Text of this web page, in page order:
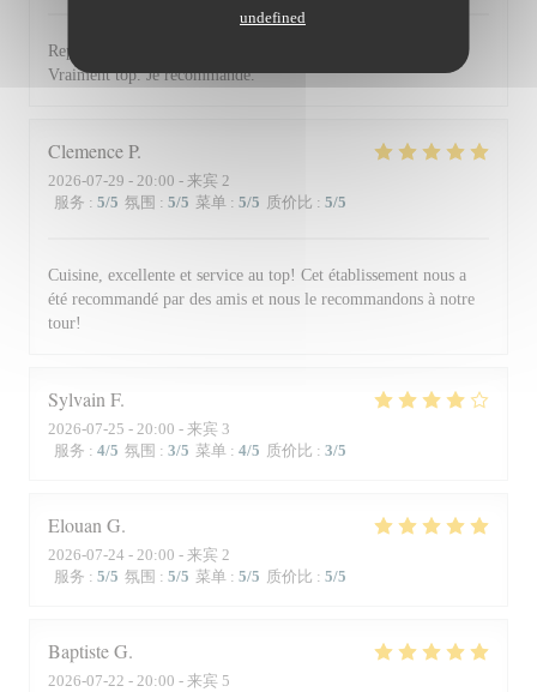
undefined
Repas excellent de l’entrée au dessert. Service impeccable.
Vraiment top. Je recommande.
ClemenceP
2026-07-29 - 20:00 - 来宾 2
服务 : 5/5 氛围 : 5/5 菜单 : 5/5 质价比 : 5/5
Cuisine, excellente et service au top! Cet établissement nous a
été recommandé par des amis et nous le recommandons à notre
tour!
Sylvain F
2026-07-25 - 20:00 - 来宾 3
服务 : 4/5 氛围 : 3/5 菜单 : 4/5 质价比 : 3/5
Elouan G
2026-07-24 - 20:00 - 来宾 2
服务 : 5/5 氛围 : 5/5 菜单 : 5/5 质价比 : 5/5
BaptisteG
2026-07-22 - 20:00 - 来宾 5